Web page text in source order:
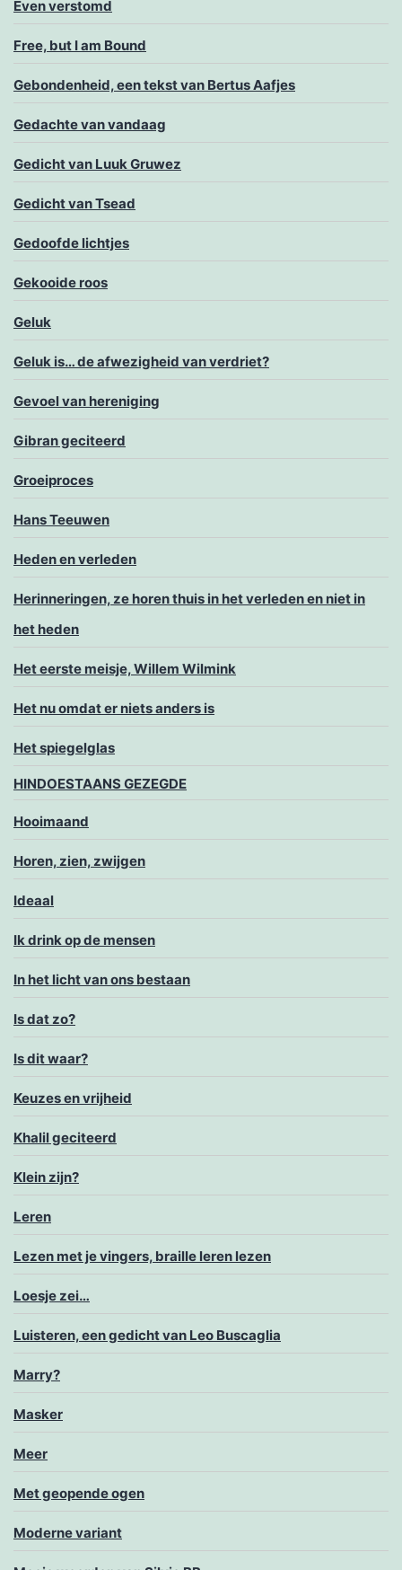
Even verstomd
Free, but I am Bound
Gebondenheid, een tekst van Bertus Aafjes
Gedachte van vandaag
Gedicht van Luuk Gruwez
Gedicht van Tsead
Gedoofde lichtjes
Gekooide roos
Geluk
Geluk is… de afwezigheid van verdriet?
Gevoel van hereniging
Gibran geciteerd
Groeiproces
Hans Teeuwen
Heden en verleden
Herinneringen, ze horen thuis in het verleden en niet in
het heden
Het eerste meisje, Willem Wilmink
Het nu omdat er niets anders is
Het spiegelglas
HINDOESTAANS GEZEGDE
Hooimaand
Horen, zien, zwijgen
Ideaal
Ik drink op de mensen
In het licht van ons bestaan
Is dat zo?
Is dit waar?
Keuzes en vrijheid
Khalil geciteerd
Klein zijn?
Leren
Lezen met je vingers, braille leren lezen
Loesje zei…
Luisteren, een gedicht van Leo Buscaglia
Marry?
Masker
Meer
Met geopende ogen
Moderne variant